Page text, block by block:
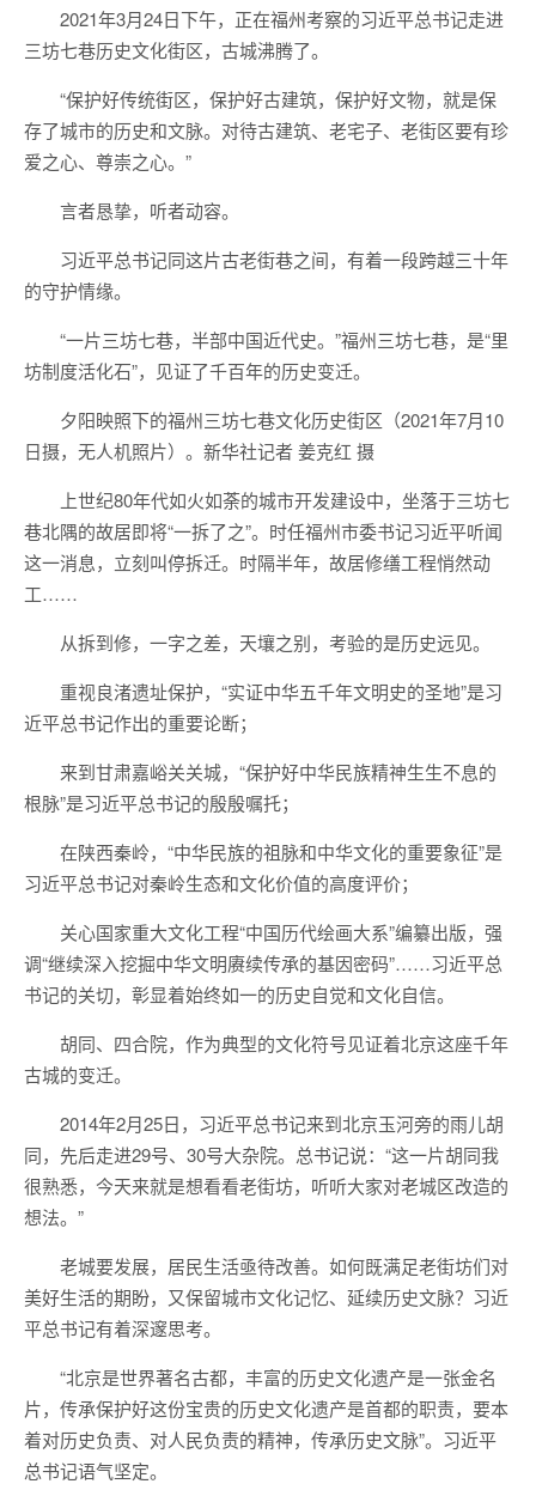
2021年3月24日下午，正在福州考察的习近平总书记走进
三坊七巷历史文化街区，古城沸腾了。
“保护好传统街区，保护好古建筑，保护好文物，就是保
存了城市的历史和文脉。对待古建筑、老宅子、老街区要有珍
爱之心、尊崇之心。”
言者恳挚，听者动容。
习近平总书记同这片古老街巷之间，有着一段跨越三十年
的守护情缘。
“一片三坊七巷，半部中国近代史。”福州三坊七巷，是“里
坊制度活化石”，见证了千百年的历史变迁。
夕阳映照下的福州三坊七巷文化历史街区（2021年7月10
日摄，无人机照片）。新华社记者 姜克红 摄
上世纪80年代如火如荼的城市开发建设中，坐落于三坊七
巷北隅的故居即将“一拆了之”。时任福州市委书记习近平听闻
这一消息，立刻叫停拆迁。时隔半年，故居修缮工程悄然动
工……
从拆到修，一字之差，天壤之别，考验的是历史远见。
重视良渚遗址保护，“实证中华五千年文明史的圣地”是习
近平总书记作出的重要论断；
来到甘肃嘉峪关关城，“保护好中华民族精神生生不息的
根脉”是习近平总书记的殷殷嘱托；
在陕西秦岭，“中华民族的祖脉和中华文化的重要象征”是
习近平总书记对秦岭生态和文化价值的高度评价；
关心国家重大文化工程“中国历代绘画大系”编纂出版，强
调“继续深入挖掘中华文明赓续传承的基因密码”……习近平总
书记的关切，彰显着始终如一的历史自觉和文化自信。
胡同、四合院，作为典型的文化符号见证着北京这座千年
古城的变迁。
2014年2月25日，习近平总书记来到北京玉河旁的雨儿胡
同，先后走进29号、30号大杂院。总书记说：“这一片胡同我
很熟悉，今天来就是想看看老街坊，听听大家对老城区改造的
想法。”
老城要发展，居民生活亟待改善。如何既满足老街坊们对
美好生活的期盼，又保留城市文化记忆、延续历史文脉？习近
平总书记有着深邃思考。
“北京是世界著名古都，丰富的历史文化遗产是一张金名
片，传承保护好这份宝贵的历史文化遗产是首都的职责，要本
着对历史负责、对人民负责的精神，传承历史文脉”。习近平
总书记语气坚定。